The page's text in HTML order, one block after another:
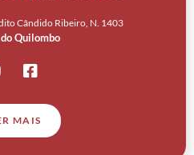
Cândido Ribeiro, N. 1403
Quilombo
MAIS